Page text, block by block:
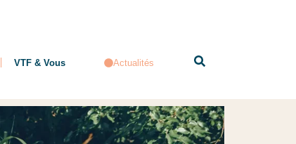
VTF & Vous Actualités